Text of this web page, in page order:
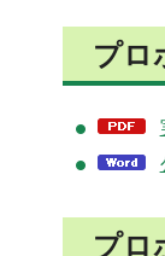
プロ
プロ